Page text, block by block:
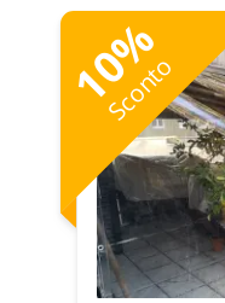
10
%
Sconto